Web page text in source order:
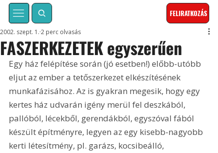
FELIRATKOZÁS
FASZERKEZETEK egyszerűen
2002. szept. 1. 2 perc olvasás
Egy ház felépítése során (jó esetben!) előbb-utóbb
eljut az ember a tetőszerkezet elkészítésének
munkafázisához. Az is gyakran megesik, hogy egy
kertes ház udvarán igény merül fel deszkából,
pallóból, lécekből, gerendákból, egyszóval fából
készült építményre, legyen az egy kisebb-nagyobb
kerti létesítmény, pl. garázs, kocsibeálló,